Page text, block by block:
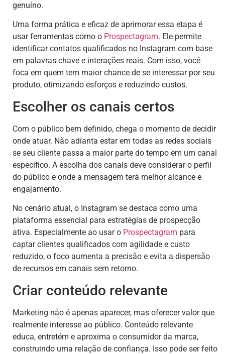
genuíno.
Uma forma prática e eficaz de aprimorar essa etapa é
usar ferramentas como o Prospectagram. Ele permite
identificar contatos qualificados no Instagram com base
em palavras-chave e interações reais. Com isso, você
foca em quem tem maior chance de se interessar por seu
produto, otimizando esforços e reduzindo custos.
Escolher os canais certos
Com o público bem definido, chega o momento de decidir
onde atuar. Não adianta estar em todas as redes sociais
se seu cliente passa a maior parte do tempo em um canal
específico. A escolha dos canais deve considerar o perfil
do público e onde a mensagem terá melhor alcance e
engajamento.
No cenário atual, o Instagram se destaca como uma
plataforma essencial para estratégias de prospecção
ativa. Especialmente ao usar o Prospectagram para
captar clientes qualificados com agilidade e custo
reduzido, o foco aumenta a precisão e evita a dispersão
de recursos em canais sem retorno.
Criar conteúdo relevante
Marketing não é apenas aparecer, mas oferecer valor que
realmente interesse ao público. Conteúdo relevante
educa, entretém e aproxima o consumidor da marca,
construindo uma relação de confiança. Isso pode ser feito